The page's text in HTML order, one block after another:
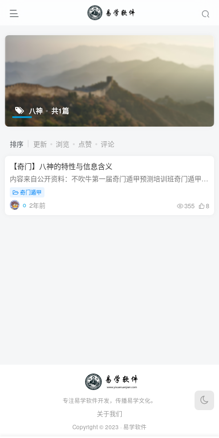
八神 共1篇
排序 更新 浏览 点赞 评论
【奇门】八神的特性与信息含义
内容来自公开资料：不吹牛第一届奇门遁甲预测培训班奇门遁甲按九宫八卦即“井”字格的形式，将影响人类万事万物的因素分为天时、地利、人和、神助四个条件，又叫四盘。九星代表天盘即天时，八门...
奇门遁甲
2年前 355 8
专注易学软件开发，传播易学文化。
关于我们
Copyright © 2023 · 易学软件